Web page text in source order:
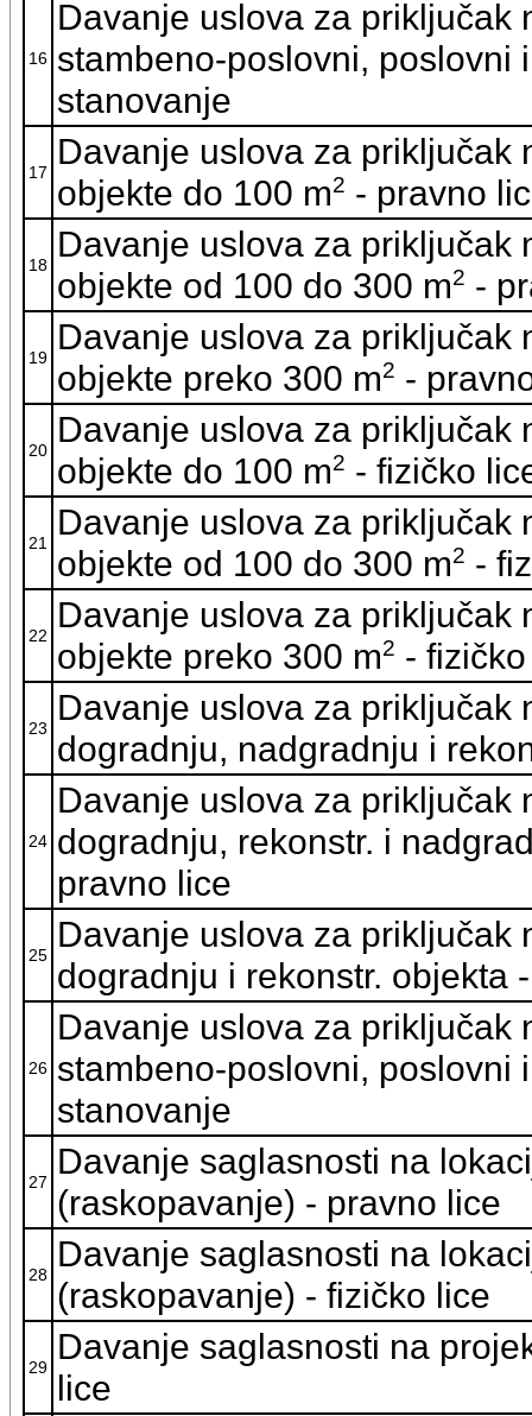
16
Davanje uslova za priključak
stambeno-poslovni, poslovni
stanovanje
17
Davanje uslova za priključak
objekte do 100 m2 - pravno
18
Davanje uslova za priključak
objekte od 100 do 300 m2 -
19
Davanje uslova za priključak
objekte preko 300 m2 -
20
Davanje uslova za priključak
objekte do 100 m2 - fizičko
21
Davanje uslova za priključak
objekte od 100 do 300 m2 -
22
Davanje uslova za priključak
objekte preko 300 m2 -
23
Davanje uslova za priključak
dogradnju, nadgradnju i
24
Davanje uslova za priključak
dogradnju, rekonstr. i
pravno lice
25
Davanje uslova za priključak
dogradnju i rekonstr. objekta
26
Davanje uslova za priključak
stambeno-poslovni, poslovni
stanovanje
27
Davanje saglasnosti na
(raskopavanje) - pravno lice
28
Davanje saglasnosti na
(raskopavanje) - fizičko lice
29
Davanje saglasnosti na
lice